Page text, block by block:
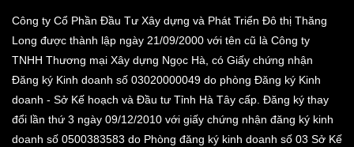
Công ty Cổ Phần Đầu Tư Xây dựng và Phát Triển Đô thị Thăng
Long được thành lập ngày 21/09/2000 với tên cũ là Công ty
TNHH Thương mại Xây dựng Ngọc Hà, có Giấy chứng nhận
Đăng ký Kinh doanh số 03020000049 do phòng Đăng ký Kinh
doanh - Sở Kế hoạch và Đầu tư Tỉnh Hà Tây cấp. Đăng ký thay
đổi lần thứ 3 ngày 09/12/2010 với giấy chứng nhận đăng ký kinh
doanh số 0500383583 do Phòng đăng ký kinh doanh số 03 Sở Kế